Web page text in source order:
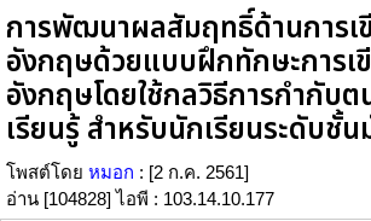
การพัฒนาผลสัมฤทธิ์ด้านการเ
อังกฤษด้วยแบบฝึกทักษะการเ
อังกฤษโดยใช้กลวิธีการกำกับต
เรียนรู้ สำหรับนักเรียนระดับชั้
โพสต์โดย หมอก : [2 ก.ค. 2561]
อ่าน [104828] ไอพี : 103.14.10.177